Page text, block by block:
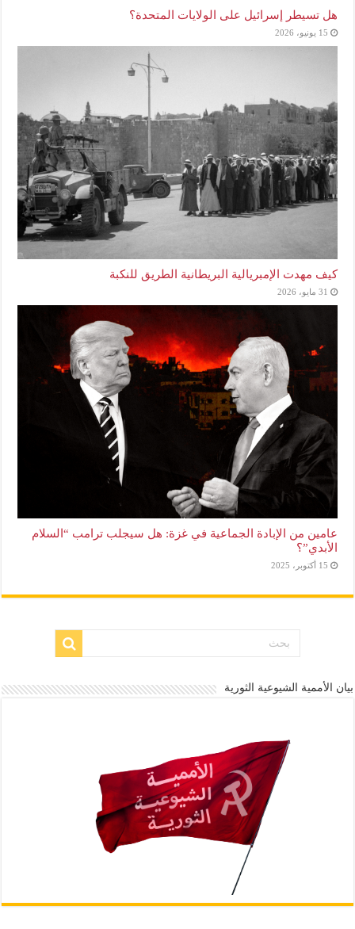
هل تسيطر إسرائيل على الولايات المتحدة؟
15 يونيو، 2026
كيف مهدت الإمبريالية البريطانية الطريق للنكبة
31 مايو، 2026
عامين من الإبادة الجماعية في غزة: هل سيجلب ترامب “السلام
الأبدي”؟
15 أكتوبر، 2025
بيان الأممية الشيوعية الثورية